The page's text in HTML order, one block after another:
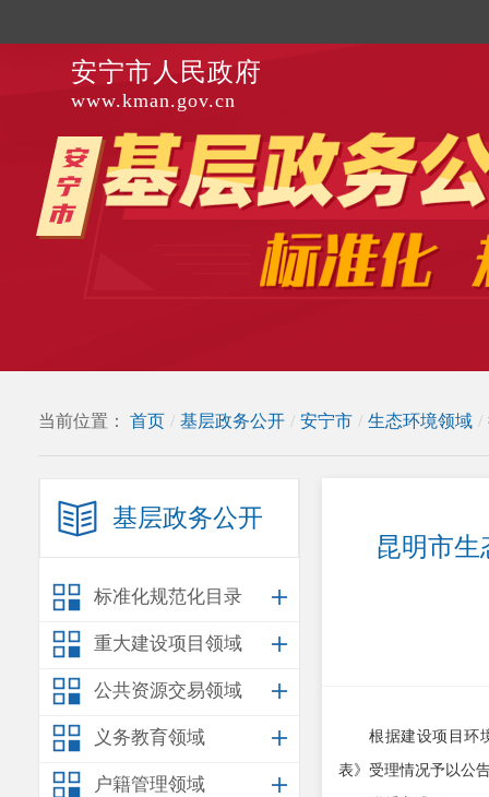
安宁市人民政府
www.kman.gov.cn
当前位置： 首页 / 基层政务公开 / 安宁市 / 生态环境领域 /
基层政务公开
标准化规范化目录
重大建设项目领域
公共资源交易领域
义务教育领域
户籍管理领域
昆明市
根据建设项目环
表》受理情况予以公